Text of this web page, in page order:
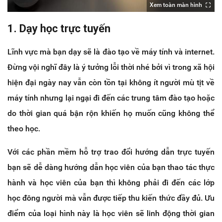
Xem toàn màn hình
1. Dạy học trực tuyến
Lĩnh vực mà bạn dạy sẽ là đào tạo về máy tính và internet.
Đừng vội nghĩ đây là ý tưởng lỗi thời nhé bởi vì trong xã hội
hiện đại ngày nay vẫn còn tồn tại không ít người mù tịt về
máy tính nhưng lại ngại đi đến các trung tâm đào tạo hoặc
do thời gian quá bận rộn khiến họ muốn cũng không thể
theo học.
Với các phần mềm hỗ trợ trao đổi hướng dẫn trực tuyến
bạn sẽ dễ dàng hướng dẫn học viên của bạn thao tác thực
hành và học viên của bạn thì không phải đi đến các lớp
học đông người mà vẫn được tiếp thu kiến thức đầy đủ. Ưu
điểm của loại hình này là học viên sẽ linh động thời gian